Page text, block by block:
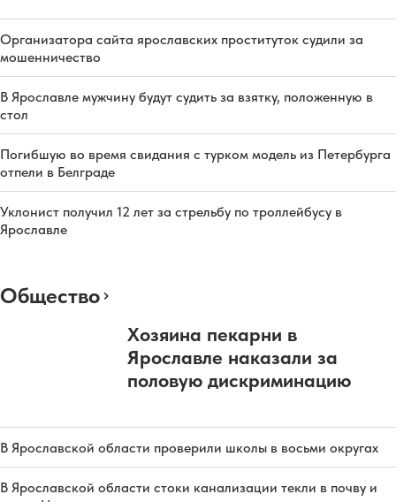
Организатора сайта ярославских проституток судили за
мошенничество
В Ярославле мужчину будут судить за взятку, положенную в
стол
Погибшую во время свидания с турком модель из Петербурга
отпели в Белграде
Уклонист получил 12 лет за стрельбу по троллейбусу в
Ярославле
Общество
Хозяина пекарни в
Ярославле наказали за
половую дискриминацию
В Ярославской области проверили школы в восьми округах
В Ярославской области стоки канализации текли в почву и